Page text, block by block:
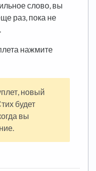
слово, вы
раз, пока не
нажмите
новый
будет
вы